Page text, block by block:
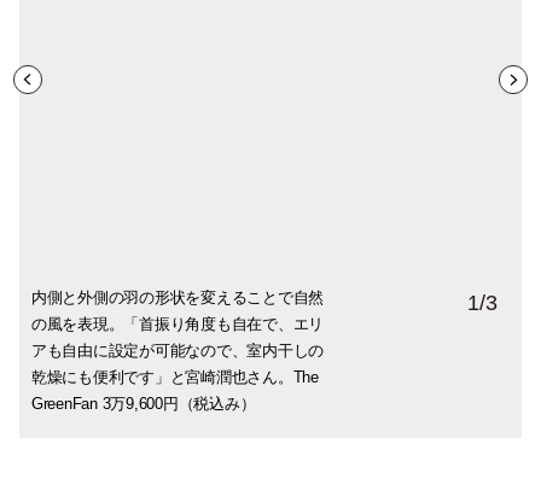
内側と外側の羽の形状を変えることで自然
の風を表現。「首振り角度も自在で、エリ
アも自由に設定が可能なので、室内干しの
乾燥にも便利です」と宮崎潤也さん。The
GreenFan 3万9,600円（税込み）
オプションのバッテリー＆ドックを組み合
わせれば、コードレス扇風機として好きな
場所に持ち運べて便利。冷暖房効率をよく
するサーキュレーターも人気。
15m先まで届くという広く大きな風を体
感。「風が１箇所に集中しないので、本当
に自然の風みたい。ふんわり心地よいで
す」と結城アンナさんも納得。
1/3